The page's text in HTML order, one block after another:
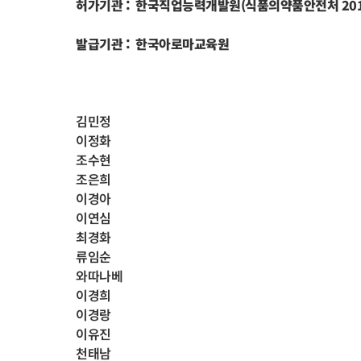
허가기관 : 한국직업능력개발원(식품의약품안전처
발급기관 : 한국아로마교육원
김민정
이정화
조수현
조은희
이경아
이연심
최경화
류임순
와따나베
이경희
이경랑
이유진
천태남